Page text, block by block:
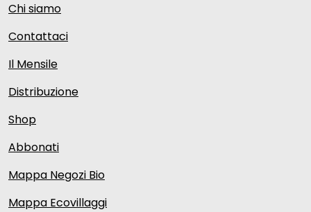
Chi siamo
Contattaci
Il Mensile
Distribuzione
Shop
Abbonati
Mappa Negozi Bio
Mappa Ecovillaggi